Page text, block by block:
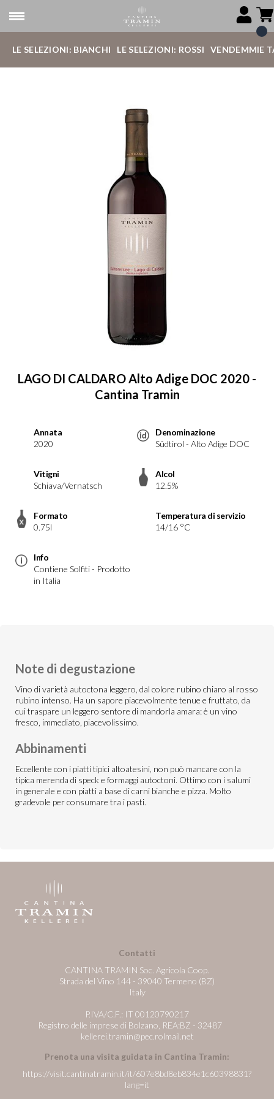
LE SELEZIONI: BIANCHI LE SELEZIONI: ROSSI VENDEMMIE
LAGO DI CALDARO Alto Adige DOC 2020 -
Cantina Tramin
Annata
2020
Denominazione
Südtirol - Alto Adige DOC
Vitigni
Schiava/Vernatsch
Alcol
12.5%
Formato
0.75l
Temperatura di servizio
14/16 °C
Info
Contiene Solfiti - Prodotto
in Italia
Note di degustazione
Vino di varietà autoctona leggero, dal colore rubino chiaro al rosso
rubino intenso. Ha un sapore piacevolmente tenue e fruttato, da
cui traspare un leggero sentore di mandorla amara: è un vino
fresco, immediato, piacevolissimo.
Abbinamenti
Eccellente con i piatti tipici altoatesini, non può mancare con la
tipica merenda di speck e formaggi autoctoni. Ottimo con i salumi
in generale e con piatti a base di carni bianche e pizza. Molto
gradevole per consumare tra i pasti.
Contatti
CANTINA TRAMIN Soc. Agricola Coop.
Strada del Vino 144 - 39040 Termeno (BZ)
Italy
P.IVA/C.F.: IT 00120790217
Registro delle imprese di Bolzano, REA:BZ - 32487
kellerei.tramin@pec.rolmail.net
Prenota una visita guidata in Cantina Tramin:
https://visit.cantinatramin.it/it/607e8bd8eb834e1c60398831?
lang=it